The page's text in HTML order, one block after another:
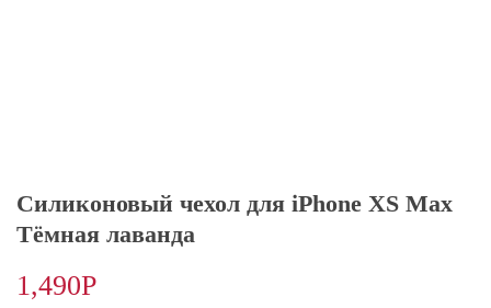
Силиконовый чехол для iPhone XS Max
Тёмная лаванда
1,490Р